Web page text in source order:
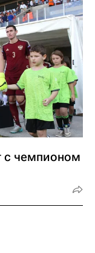
с чемпионом